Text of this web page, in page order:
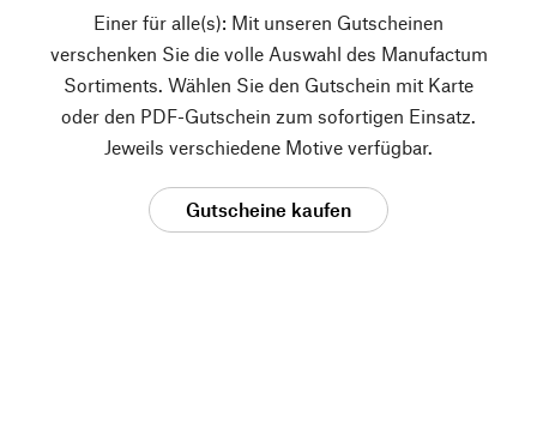
Einer für alle(s): Mit unseren Gutscheinen
verschenken Sie die volle Auswahl des Manufactum
Sortiments. Wählen Sie den Gutschein mit Karte
oder den PDF-Gutschein zum sofortigen Einsatz.
Jeweils verschiedene Motive verfügbar.
Gutscheine kaufen